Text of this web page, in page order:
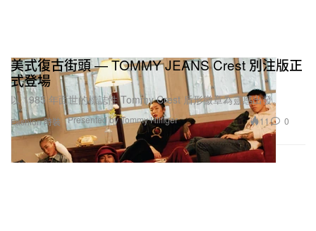
Fashion 時裝
美式復古街頭 — TOMMY JEANS Crest 別注版正
式登場
以 1985 年面世的標誌性 Tommy Crest 盾形徽章為靈感出發。
Presented by Tommy Hilfiger 11 0